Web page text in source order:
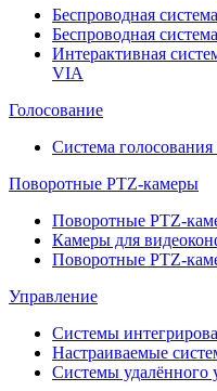
Беспроводная
Беспроводная
Интерактивная
VIA
Голосование
Система
Поворотные PTZ-камеры
Поворотные PTZ-
Камеры для
Поворотные PTZ-
Управление
Системы
Настраиваемые
Системы удалённого